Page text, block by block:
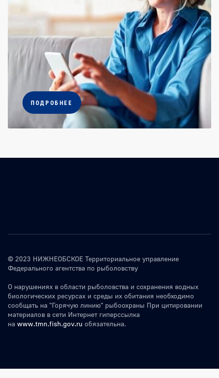
ПОДРОБНЕЕ
© 2023 НИЖНЕОБСКОЕ Территориальное управление
Федерального агентства по рыболовству
О нарушениях в области рыболовства и сохранения водных
биологических ресурсах и среды их обитания необходимо
сообщать на "Горячую линию" рыбоохраны При цитировании
материалов в сети Интернет гиперссылка
на www.tmn.fish.gov.ru обязательна.